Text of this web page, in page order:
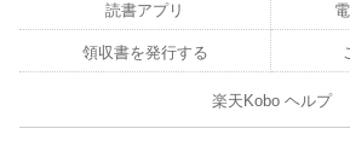
読書アプリ
領収書を発行する
楽天Kobo ヘルプ